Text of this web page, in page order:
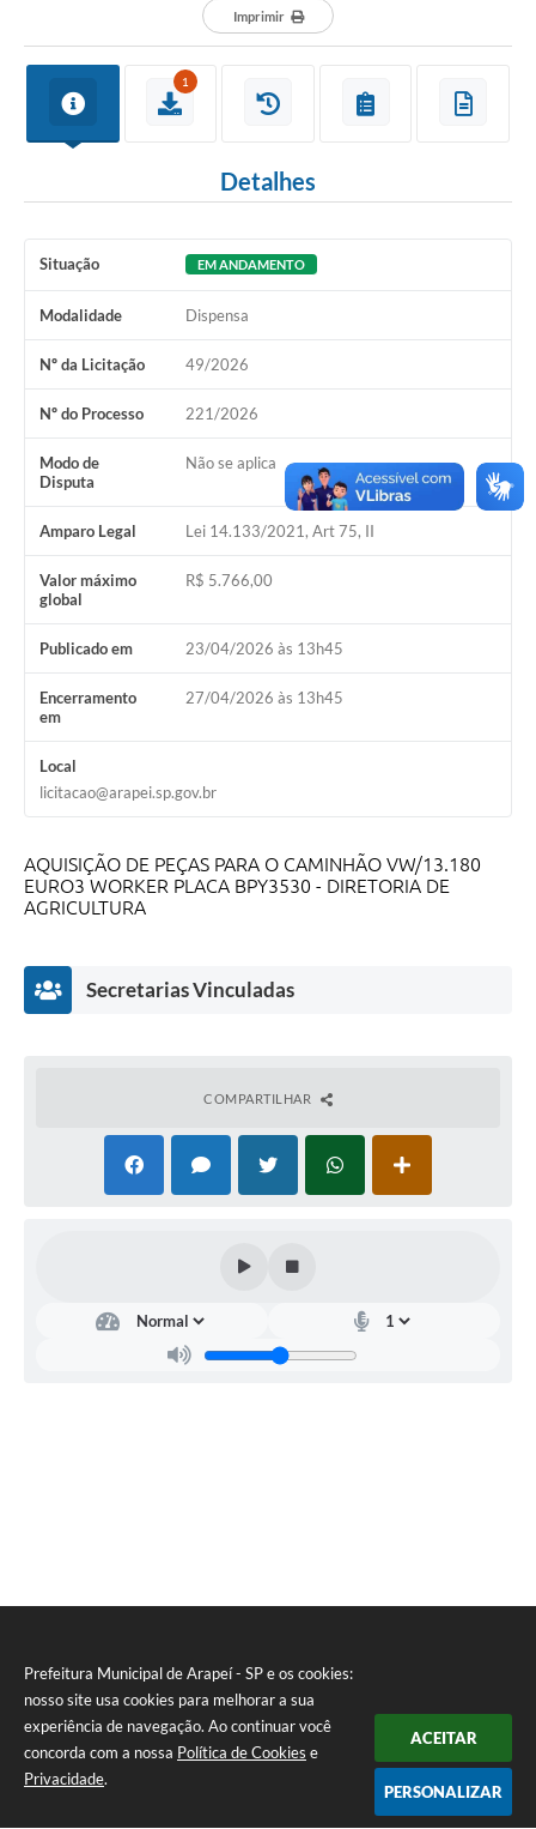
Prefeitura Municipal de Arapeí - SP e os cookies:
nosso site usa cookies para melhorar a sua
experiência de navegação. Ao continuar você
concorda com a nossa Política de Cookies e
Privacidade.
ACEITAR
PERSONALIZAR
Planos
Galeria de Fotos
SIAFIC
Sabesp
Elektro
Publicações 3º Setor
Contas Públicas
Telefones Úteis
SIC
Planejamento
Imprimir
1
Detalhes
Situação EM ANDAMENTO
Modalidade Dispensa
Nº da Licitação 49/2026
Nº do Processo 221/2026
Modo de
Disputa
Não se aplica
Amparo Legal Lei 14.133/2021, Art 75, II
Valor máximo
global
R$ 5.766,00
Publicado em 23/04/2026 às 13h45
Encerramento
em
27/04/2026 às 13h45
Local
licitacao@arapei.sp.gov.br
AQUISIÇÃO DE PEÇAS PARA O CAMINHÃO VW/13.180
EURO3 WORKER PLACA BPY3530 - DIRETORIA DE
AGRICULTURA
Secretarias Vinculadas
tori
COMPARTILHAR